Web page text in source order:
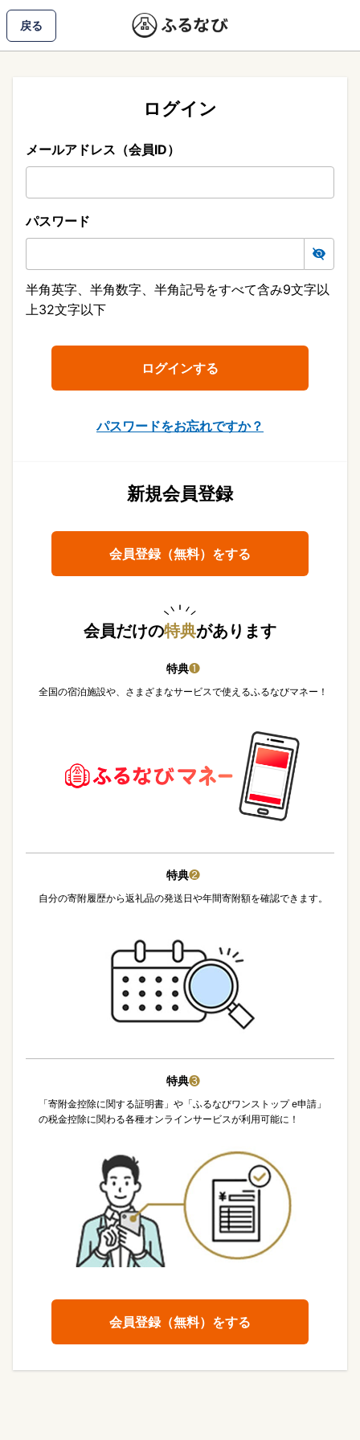
戻る
ログイン
メールアドレス（会員ID）
パスワード
半角英字、半角数字、半角記号をすべて含み9文字以
上32文字以下
パスワードをお忘れですか？
新規会員登録
会員登録（無料）をする
会員だけの特典があります
特典❶
全国の宿泊施設や、さまざまなサービスで使えるふるなびマネー！
特典❷
自分の寄附履歴から返礼品の発送日や年間寄附額を確認できます。
特典❸
「寄附金控除に関する証明書」や「ふるなびワンストップ e申請」
の税金控除に関わる各種オンラインサービスが利用可能に！
会員登録（無料）をする